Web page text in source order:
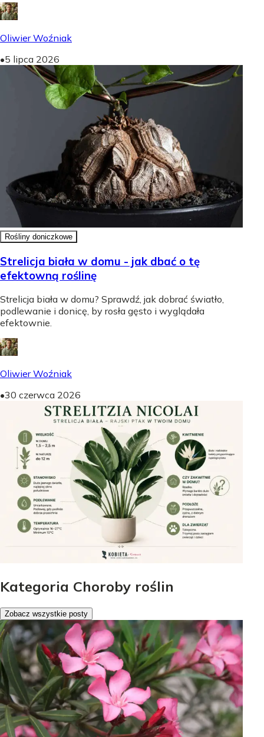
Oliwier Woźniak
•5 lipca 2026
Rośliny doniczkowe
Strelicja biała w domu - jak dbać o tę
efektowną roślinę
Strelicja biała w domu? Sprawdź, jak dobrać światło,
podlewanie i donicę, by rosła gęsto i wyglądała
efektownie.
Oliwier Woźniak
•30 czerwca 2026
Kategoria Choroby roślin
Zobacz wszystkie posty